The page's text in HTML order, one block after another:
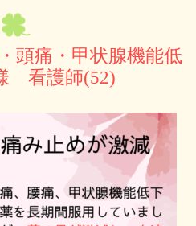
頭痛・甲状腺機能低
看護師(52)